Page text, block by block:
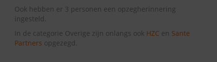
Ook hebben er 3 personen een opzegherinnering
ingesteld.
In de categorie Overige zijn onlangs ook HZC en Sante
Partners opgezegd.